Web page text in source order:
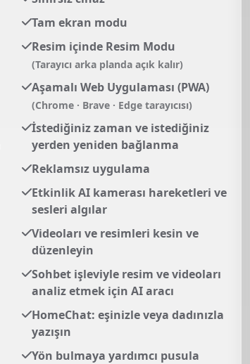
Tam ekran modu
Resim içinde Resim Modu
(Tarayıcı arka planda açık kalır)
Aşamalı Web Uygulaması (PWA)
(Chrome · Brave · Edge tarayıcısı)
İstediğiniz zaman ve istediğiniz
yerden yeniden bağlanma
Reklamsız uygulama
Etkinlik AI kamerası hareketleri ve
sesleri algılar
Videoları ve resimleri kesin ve
düzenleyin
Sohbet işleviyle resim ve videoları
analiz etmek için AI aracı
HomeChat: eşinizle veya dadınızla
yazışın
Yön bulmaya yardımcı pusula